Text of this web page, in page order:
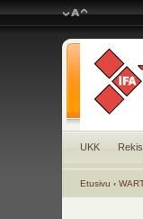
UKK
Etusivu ‹